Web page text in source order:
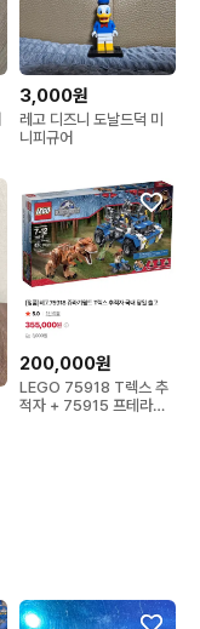
3,000원
레고 디즈니 도날드덕 미
니피규어
200,000원
LEGO 75918 T렉스 추
적자 + 75915 프테라노